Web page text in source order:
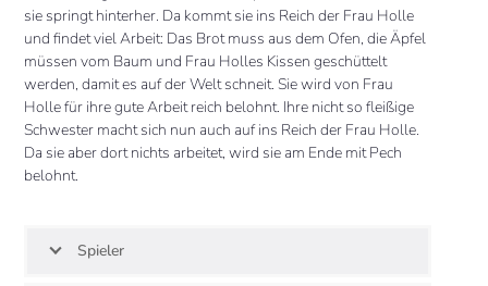
sie springt hinterher. Da kommt sie ins Reich der Frau Holle
und findet viel Arbeit: Das Brot muss aus dem Ofen, die Äpfel
müssen vom Baum und Frau Holles Kissen geschüttelt
werden, damit es auf der Welt schneit. Sie wird von Frau
Holle für ihre gute Arbeit reich belohnt. Ihre nicht so fleißige
Schwester macht sich nun auch auf ins Reich der Frau Holle.
Da sie aber dort nichts arbeitet, wird sie am Ende mit Pech
belohnt.
Spieler